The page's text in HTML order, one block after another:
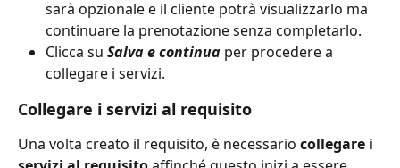
sarà opzionale e il cliente potrà visualizzarlo ma
continuare la prenotazione senza completarlo.
Clicca su Salva e continua per procedere a
collegare i servizi.
Collegare i servizi al requisito
Una volta creato il requisito, è necessario collegare i